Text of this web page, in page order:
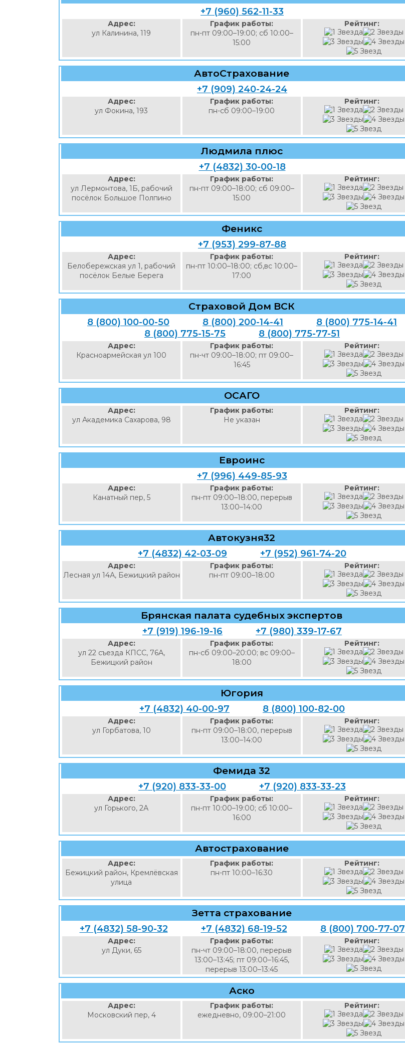
+7 (960) 562-11-33
Адрес:
ул Калинина, 119
График работы:
пн-пт 09:00–19:00; сб 10:00–
15:00
Рейтинг:
АвтоСтрахование
+7 (909) 240-24-24
Адрес:
ул Фокина, 193
График работы:
пн-сб 09:00–19:00
Рейтинг:
Людмила плюс
+7 (4832) 30-00-18
Адрес:
ул Лермонтова, 1Б, рабочий
посёлок Большое Полпино
График работы:
пн-пт 09:00–18:00; сб 09:00–
15:00
Рейтинг:
Феникс
+7 (953) 299-87-88
Адрес:
Белобережская ул 1, рабочий
посёлок Белые Берега
График работы:
пн-пт 10:00–18:00; сб,вс 10:00–
17:00
Рейтинг:
Страховой Дом ВСК
8 (800) 100-00-50 8 (800) 200-14-41
8 (800) 775-14-41
8 (800) 775-15-75
8 (800) 775-77-51
Адрес:
Красноармейская ул 100
График работы:
пн-чт 09:00–18:00; пт 09:00–
16:45
Рейтинг:
ОСАГО
Адрес:
ул Академика Сахарова, 98
График работы:
Не указан
Рейтинг:
Евроинс
+7 (996) 449-85-93
Адрес:
Канатный пер, 5
График работы:
пн-пт 09:00–18:00, перерыв
13:00–14:00
Рейтинг:
Автокузня32
+7 (4832) 42-03-09 +7 (952) 961-74-20
Адрес:
Лесная ул 14А, Бежицкий район
График работы:
пн-пт 09:00–18:00
Рейтинг:
Брянская палата судебных экспертов
+7 (919) 196-19-16 +7 (980) 339-17-67
Адрес:
ул 22 съезда КПСС, 76А,
Бежицкий район
График работы:
пн-сб 09:00–20:00; вс 09:00–
18:00
Рейтинг:
Югория
+7 (4832) 40-00-97 8 (800) 100-82-00
Адрес:
ул Горбатова, 10
График работы:
пн-пт 09:00–18:00, перерыв
13:00–14:00
Рейтинг:
Фемида 32
+7 (920) 833-33-00 +7 (920) 833-33-23
Адрес:
ул Горького, 2А
График работы:
пн-пт 10:00–19:00; сб 10:00–
16:00
Рейтинг:
Автострахование
Адрес:
Бежицкий район, Кремлёвская
улица
График работы:
пн-пт 10:00–16:30
Рейтинг:
Зетта страхование
+7 (4832) 58-90-32 +7 (4832) 68-19-52 8 (800) 700-77-07
Адрес:
ул Дуки, 65
График работы:
пн-чт 09:00–18:00, перерыв
13:00–13:45; пт 09:00–16:45,
перерыв 13:00–13:45
Рейтинг:
Аско
Адрес:
Московский пер, 4
График работы:
ежедневно, 09:00–21:00
Рейтинг: